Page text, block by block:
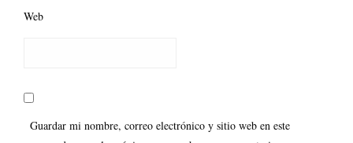
Web
Guardar mi nombre, correo electrónico y sitio web en este